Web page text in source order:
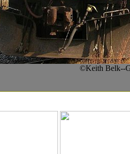
©Keith Belk--